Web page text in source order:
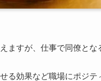
ますが、仕事で同僚とな
る効果など職場にポジ